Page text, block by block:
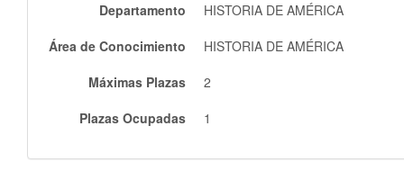
Departamento
HISTORIA DE AMÉRICA
Área de Conocimiento
HISTORIA DE AMÉRICA
Máximas Plazas
2
Plazas Ocupadas
1